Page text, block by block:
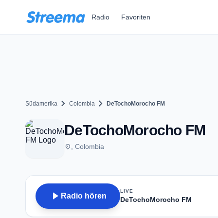
Radio Favoriten
Südamerika chevron_right Colombia chevron_right DeTochoMorocho FM
DeTochoMorocho FM
place , Colombia
play_arrow Radio hören
LIVE
DeTochoMorocho FM